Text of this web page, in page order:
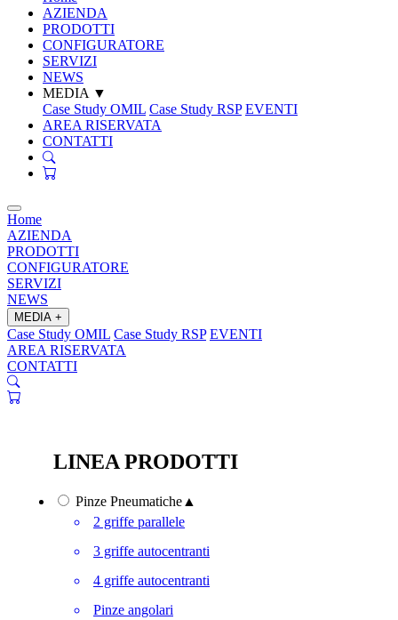
AZIENDA
PRODOTTI
CONFIGURATORE
SERVIZI
NEWS
MEDIA ▼
Case Study OMIL Case Study RSP EVENTI
AREA RISERVATA
CONTATTI
Home
AZIENDA
PRODOTTI
CONFIGURATORE
SERVIZI
NEWS
MEDIA +
Case Study OMIL Case Study RSP EVENTI
AREA RISERVATA
CONTATTI
LINEA PRODOTTI
Pinze Pneumatiche ▲
2 griffe parallele
3 griffe autocentranti
4 griffe autocentranti
Pinze angolari